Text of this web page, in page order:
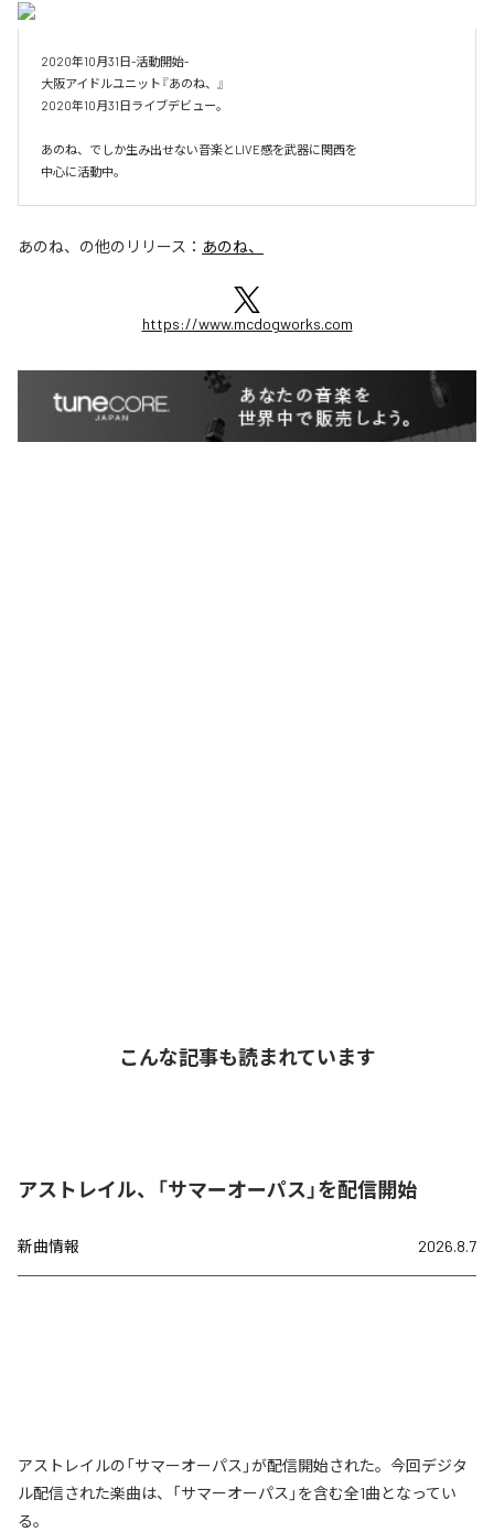
2020年10月31日-活動開始-
​大阪アイドルユニット『あのね、』
2020年10月31日ライブデビュー。
​あのね、でしか生み出せない音楽とLIVE感を武器に関西を
中心に活動中。
あのね、 の他のリリース： あのね、
https://www.mcdogworks.com
こんな記事も読まれています
アストレイル、「サマーオーパス」を配信開始
新曲情報 2026.8.7
アストレイルの「サマーオーパス」が配信開始された。今回デジタ
ル配信された楽曲は、「サマーオーパス」を含む全1曲となってい
る。